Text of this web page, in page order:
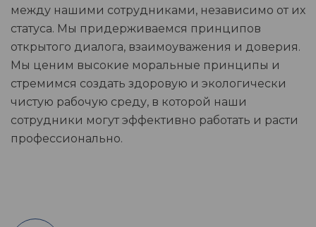
между нашими сотрудниками, независимо от их
статуса. Мы придерживаемся принципов
открытого диалога, взаимоуважения и доверия.
Мы ценим высокие моральные принципы и
стремимся создать здоровую и экологически
чистую рабочую среду, в которой наши
сотрудники могут эффективно работать и расти
профессионально.